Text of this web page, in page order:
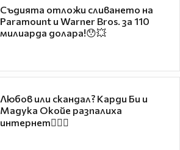
Съдията отложи сливането на
Paramount и Warner Bros. за 110
милиарда долара!😯💥
Любов или скандал? Карди Би и
Мадука Окойе разпалиха
интернет❤️‍🔥🔥